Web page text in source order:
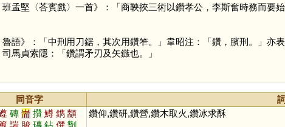
孟堅〈荅賓戲〉一首》：「商鞅挾三術以鑽孝公，李斯奮時務而要
語》：「中刑用刀鋸，其次用鑽笮。」韋昭注：「鑽，臏刑。」亦
馬貞索隱：「鑽謂矛刃及矢鏃也。」
同音字
磚 耑 攢 鱒 鐫 顓
鑽仰,鑽研,鑽營,鑽木取火,鑽冰求酥